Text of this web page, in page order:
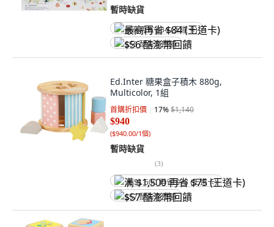
暫時缺貨
最高再省 $84 (王道卡)
$56 酷澎幣回饋
Ed.Inter 糖果盒子積木 880g,
Multicolor, 1組
首購折扣價 17%$1,140
$940
($940.00/1個)
暫時缺貨
(3)
满 $1,500 再省 $75 (王道卡)
$57 酷澎幣回饋